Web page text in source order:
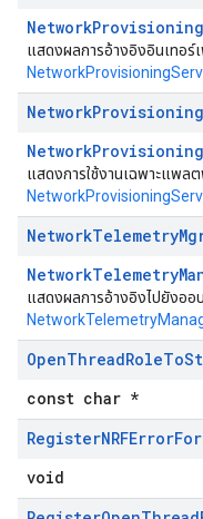
แสดงผลการอ้างอิงอินเทอร์
NetworkProvisioning
แสดงการใช้งานเฉพาะแพ
NetworkTelemetry
แสดงผลการอ้างอิงไปยังออ
OpenThreadRoleTo
const char *
RegisterNRFError
void